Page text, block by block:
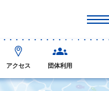
アクセス 団体利用